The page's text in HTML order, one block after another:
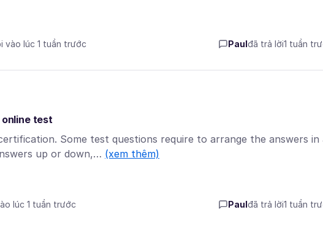
vào lúc 1 tuần trước Paulđã trả lời1 tuần
online test
Some test questions require to arrange the answers in
up or down,… (xem thêm)
lúc 1 tuần trước Paulđã trả lời1 tuần